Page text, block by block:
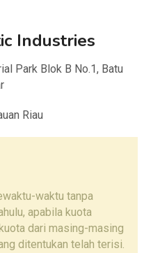
Industries
Park Blok B No.1, Batu
Riau
waktu tanpa
apabila kuota
dari masing-masing
ditentukan telah terisi.